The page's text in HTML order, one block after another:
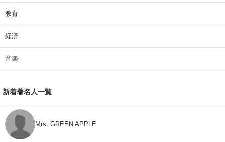
教育
経済
音楽
新着著名人一覧
Mrs. GREEN APPLE